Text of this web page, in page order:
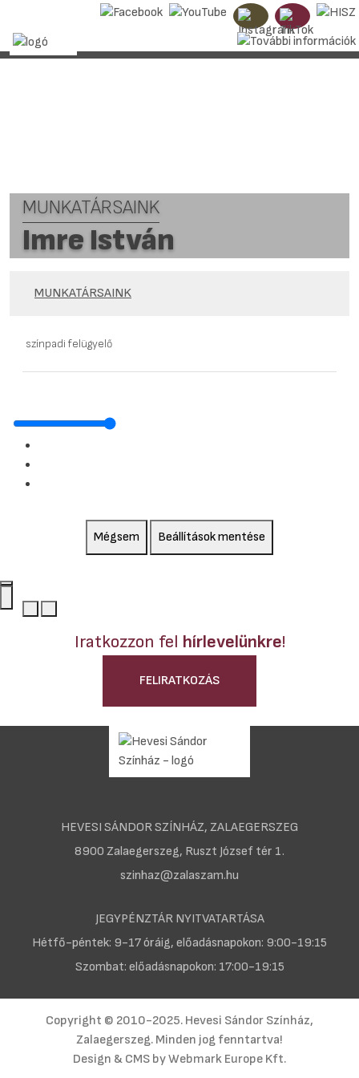
MUNKATÁRSAINK
Imre István
MUNKATÁRSAINK
színpadi felügyelő
Mégsem Beállítások mentése
Iratkozzon fel hírlevelünkre!
FELIRATKOZÁS
JEGYPÉNZTÁR NYITVATARTÁSA
Hétfő-péntek: 9-17 óráig, előadásnapokon: 9:00-19:15
Szombat: előadásnapokon: 17:00-19:15
HEVESI SÁNDOR SZÍNHÁZ, ZALAEGERSZEG
8900 Zalaegerszeg, Ruszt József tér 1.
szinhaz@zalaszam.hu
Copyright © 2010-2025. Hevesi Sándor Színház,
Zalaegerszeg. Minden jog fenntartva!
Design & CMS byWebmark Europe Kft.